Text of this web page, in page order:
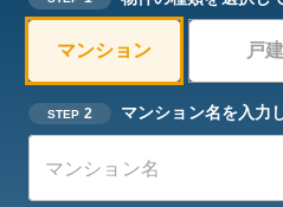
マンション 戸建
STEP 2 マンション名を入力